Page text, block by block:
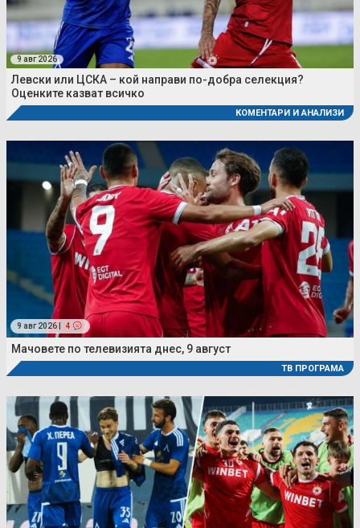
9 авг 2026
Левски или ЦСКА – кой направи по-добра селекция?
Оценките казват всичко
КОМЕНТАРИ И АНАЛИЗИ
9 авг 2026 | 4
Мачовете по телевизията днес, 9 август
ТВ ПРОГРАМА